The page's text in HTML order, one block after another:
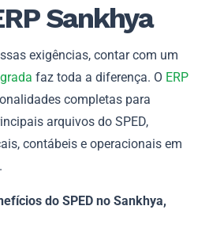
Sankhya
exigências, contar com um
faz toda a diferença. O ERP
completas para
arquivos do SPED,
contábeis e operacionais em
do SPED no Sankhya,